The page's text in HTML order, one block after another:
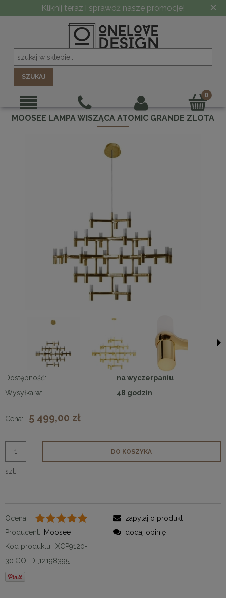
Kliknij teraz i sprawdź nasze promocje! ×
SZUKAJ
MOOSEE LAMPA WISZĄCA ATOMIC GRANDE ZLOTA
Dostępność:
na wyczerpaniu
Wysyłka w:
48 godzin
Cena: 5 499,00 zł
szt.
DO KOSZYKA
Ocena:
Producent:
Moosee
Kod produktu: XCP9120-
30.GOLD [12198395]
zapytaj o produkt
dodaj opinię